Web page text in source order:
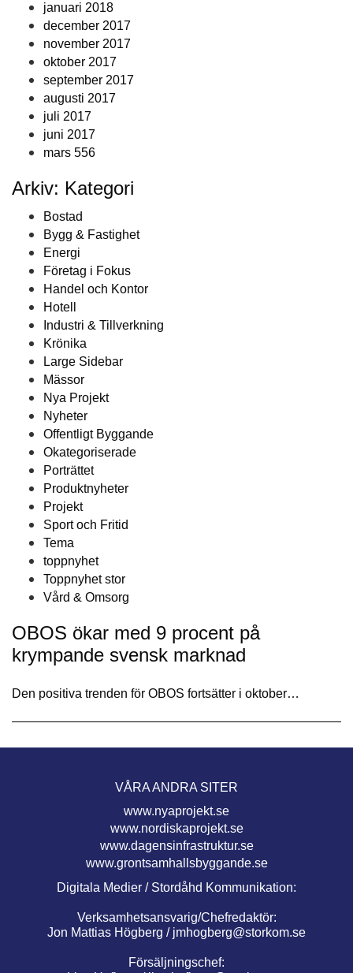
januari 2018
december 2017
november 2017
oktober 2017
september 2017
augusti 2017
juli 2017
juni 2017
mars 556
Arkiv: Kategori
Bostad
Bygg & Fastighet
Energi
Företag i Fokus
Handel och Kontor
Hotell
Industri & Tillverkning
Krönika
Large Sidebar
Mässor
Nya Projekt
Nyheter
Offentligt Byggande
Okategoriserade
Porträttet
Produktnyheter
Projekt
Sport och Fritid
Tema
toppnyhet
Toppnyhet stor
Vård & Omsorg
OBOS ökar med 9 procent på
krympande svensk marknad
Den positiva trenden för OBOS fortsätter i oktober…
VÅRA ANDRA SITER
www.nyaprojekt.se
www.nordiskaprojekt.se
www.dagensinfrastruktur.se
www.grontsamhallsbyggande.se
Digitala Medier / Stordåhd Kommunikation:
Verksamhetsansvarig/Chefredaktör:
Jon Mattias Högberg / jmhogberg@storkom.se
Försäljningschef: